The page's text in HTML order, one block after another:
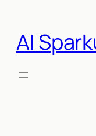
AI